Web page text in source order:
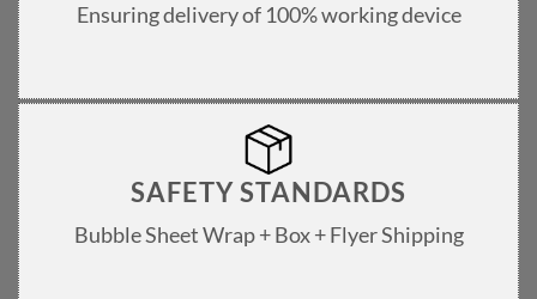
Ensuring delivery of 100% working device
SAFETY STANDARDS
Bubble Sheet Wrap + Box + Flyer Shipping